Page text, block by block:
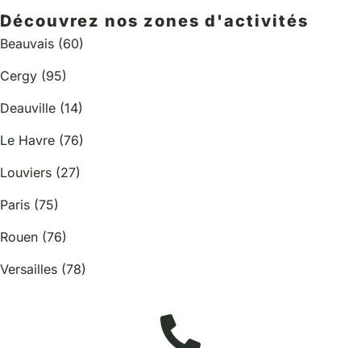
Découvrez nos zones d'activités
Beauvais (60)
Cergy (95)
Deauville (14)
Le Havre (76)
Louviers (27)
Paris (75)
Rouen (76)
Versailles (78)